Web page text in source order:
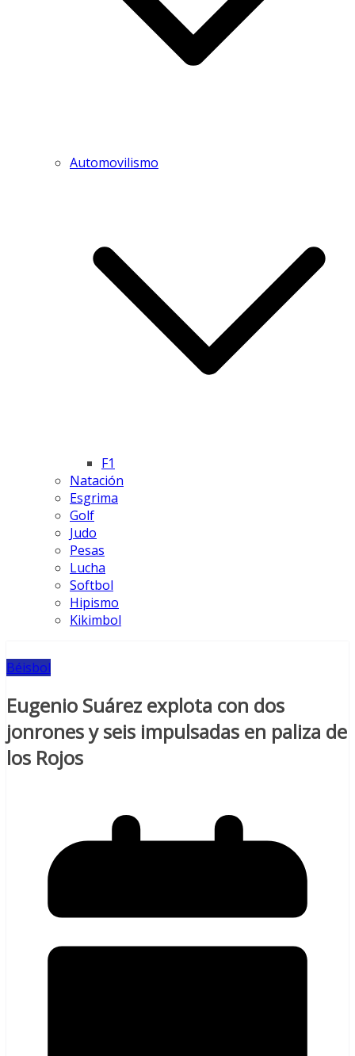
Automovilismo
F1
Natación
Esgrima
Golf
Judo
Pesas
Lucha
Softbol
Hipismo
Kikimbol
Béisbol
Eugenio Suárez explota con dos
jonrones y seis impulsadas en paliza de
los Rojos